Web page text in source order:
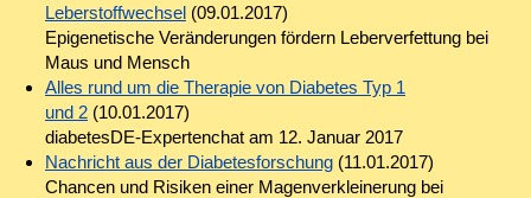
Leberstoffwechsel(09.01.2017)
Epigenetische Veränderungen fördern Leberverfettung bei
Maus und Mensch
Alles rund um die Therapie von Diabetes Typ 1
und 2(10.01.2017)
diabetesDE-Expertenchat am 12. Januar 2017
Nachricht aus der Diabetesforschung(11.01.2017)
Chancen und Risiken einer Magenverkleinerung bei